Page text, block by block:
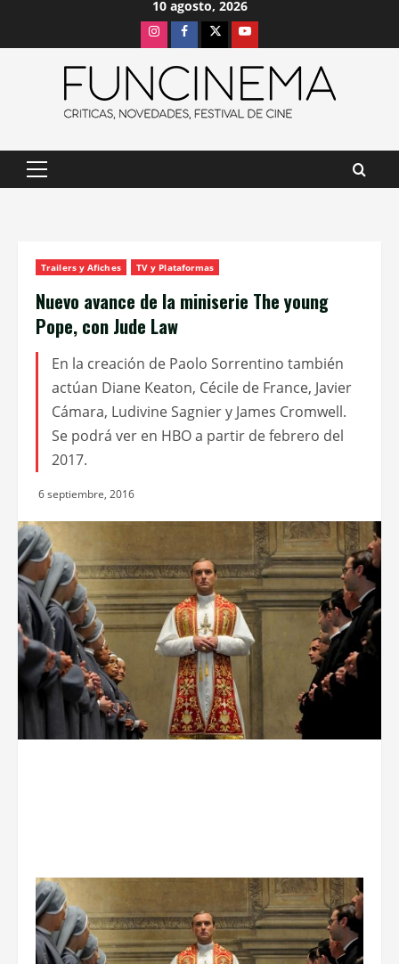
10 agosto, 2026
InstagramFacebook
X Youtube
Menú
Trailers y Afiches TV y Plataformas
Nuevo avance de la miniserie The young
Pope, con Jude Law
En la creación de Paolo Sorrentino también
actúan Diane Keaton, Cécile de France, Javier
Cámara, Ludivine Sagnier y James Cromwell.
Se podrá ver en HBO a partir de febrero del
2017.
6 septiembre, 2016